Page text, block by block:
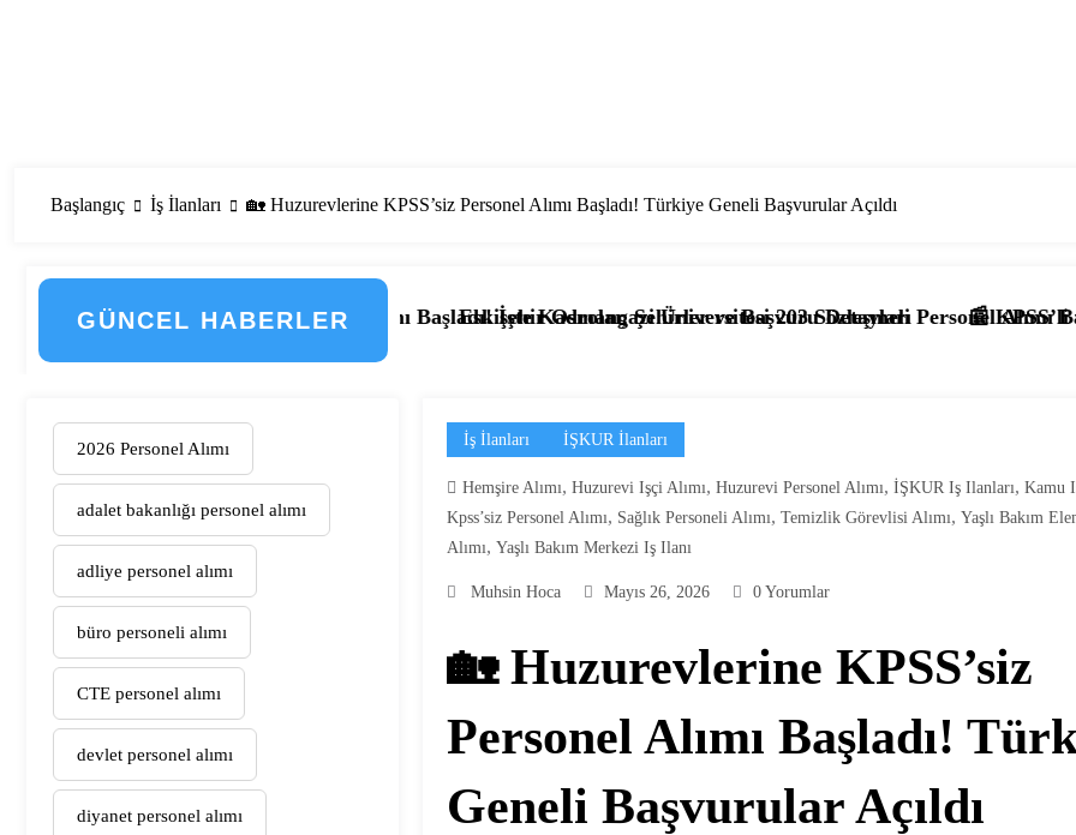
Başlangıç İş İlanları 🏡 Huzurevlerine KPSS’siz Personel Alımı Başladı! Türkiye Geneli Başvurular Açıldı
GÜNCEL HABERLER
Detayları
Personel Alımı Başladı! İşte Kadrolar, Şehirler ve Başvuru Detayları
Eskişehir Osmangazi Üniversitesi 203 Sözleşmeli Personel Alımı Başladı! İşte Kadrolar,
📰 KPSS’li ve KPSS’siz 4.397
2026 Personel Alımı
adalet bakanlığı personel alımı
adliye personel alımı
büro personeli alımı
CTE personel alımı
devlet personel alımı
diyanet personel alımı
İş İlanları İŞKUR İlanları
Hemşire Alımı, Huzurevi Işçi Alımı, Huzurevi Personel Alımı, İŞKUR Iş Ilanları, Kamu
Kpss’siz Personel Alımı, Sağlık Personeli Alımı, Temizlik Görevlisi Alımı, Yaşlı Bakım
Alımı, Yaşlı Bakım Merkezi Iş Ilanı
Muhsin Hoca Mayıs 26, 2026 0 Yorumlar
🏡 Huzurevlerine KPSS’siz
Personel Alımı Başladı!
Geneli Başvurular Açıldı